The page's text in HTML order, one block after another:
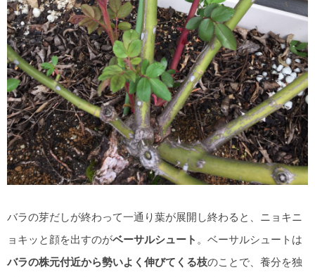
バラの芽だしが終わって一通り葉が展開し終わると、ニョキニ
ョキッと顔を出すのがベーサルシュート 。ベーサルシュートは
バラの株元付近から勢いよく伸びてくる枝のことで、養分を独